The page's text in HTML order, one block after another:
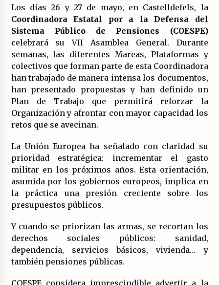
Polarizada y movilizada, la ciudadanía no se
queda en casa.
19/07/2026
Estatal por la República.
17/07/2026
La OTAN acelera la militarización industrial
con un nuevo modelo de producción
permanente.
16/07/2026
represión del activismo por Palestina.
16/07/2026
Asamblea abierta de los CLER en Alaquàs
plantea una alternativa a las obras aprobadas
para La Saleta y la línea C3.
Declaración de Estambul por un Frente Común
contra la OTAN, el Imperialismo y la Guerra.
14/07/2026
Los días 26 y 27 de mayo, en Castelldefels, la
Coordinadora Estatal por a la Defensa del
Sistema Público de Pensiones (COESPE)
celebrará su VII Asamblea General. Durante
semanas, las diferentes Mareas, Plataformas y
colectivos que forman parte de esta Coordinadora
han trabajado de manera intensa los documentos,
han presentado propuestas y han definido un
Plan de Trabajo que permitirá reforzar la
Organización y afrontar con mayor capacidad los
retos que se avecinan.
La Unión Europea ha señalado con claridad su
prioridad estratégica: incrementar el gasto
militar en los próximos años. Esta orientación,
asumida por los gobiernos europeos, implica en
la práctica una presión creciente sobre los
presupuestos públicos.
Y cuando se priorizan las armas, se recortan los
derechos sociales públicos: sanidad,
dependencia, servicios básicos, vivienda… y
también pensiones públicas.
COESPE considera imprescindible advertir a la